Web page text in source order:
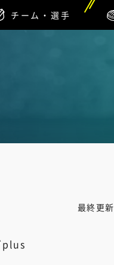
チーム・選手
最終更新
plus